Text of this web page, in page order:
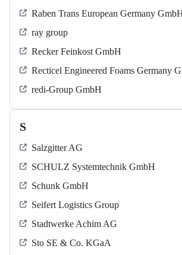
Raben Trans European Germany
ray group
Recker Feinkost GmbH
Recticel Engineered Foams Germany
redi-Group GmbH
S
Salzgitter AG
SCHULZ Systemtechnik GmbH
Schunk GmbH
Seifert Logistics Group
Stadtwerke Achim AG
Sto SE & Co. KGaA